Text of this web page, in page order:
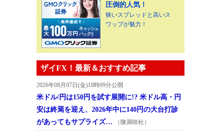
圧倒的人気！
狭いスプレッドと高いス
ワップが魅力！
ザイFX！最新＆おすすめ記事
2026年08月07日(金)18時09分公開
米ドル/円は150円を試す展開に!? 米ドル高・円
安は終焉を迎え、2026年中に140円の大台打診
があってもサプライズ…
（陳満咲杜）